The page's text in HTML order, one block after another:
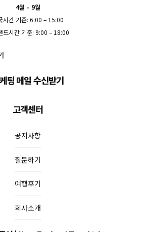
4월 – 9월
시간 기준: 6:00 – 15:00
드시간 기준: 9:00 – 18:00
팅 메일 수신받기
고객센터
공지사항
질문하기
여행후기
회사소개